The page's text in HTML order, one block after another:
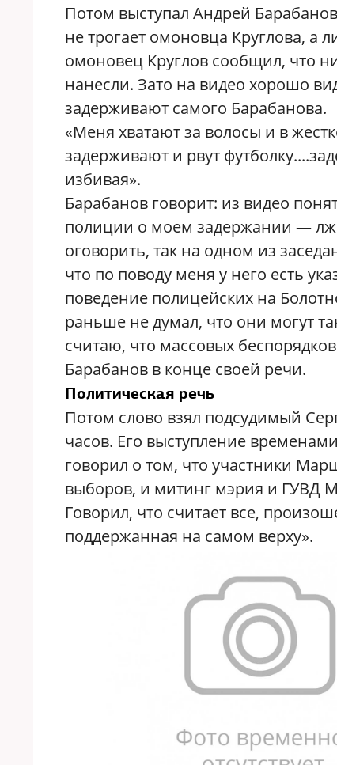
Потом выступал Андрей
не трогает омоновца Круглова, а
омоновец Круглов сообщил, что
нанесли. Зато на видео хорошо
задерживают самого Барабанова.
«Меня хватают за волосы и в
задерживают и рвут
избивая».
Барабанов говорит: из видео
полиции о моем задержании —
оговорить, так на одном из
что по поводу меня у него есть
поведение полицейских на
раньше не думал, что они могут
считаю, что массовых
Барабанов в конце своей речи.
Политическая речь
Потом слово взял подсудимый
часов. Его выступление
говорил о том, что участники
выборов, и митинг мэрия и ГУВД
Говорил, что считает все,
поддержанная на самом верху».